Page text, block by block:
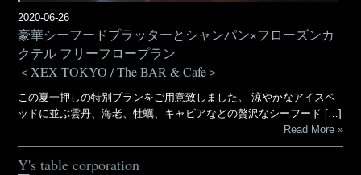
2020-06-26
豪華シーフードプラッターとシャンパン×フローズンカ
クテル フリーフロープラン
＜XEX TOKYO / The BAR & Cafe＞
この夏一押しの特別プランをご用意致しました。 涼やかなアイスベ
ッドに並ぶ雲丹、海老、牡蠣、キャビアなどの贅沢なシーフード […]
Read More
Y's table corporation